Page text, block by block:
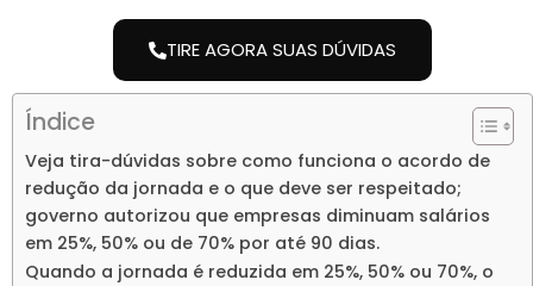
TIRE AGORA SUAS DÚVIDAS
Índice
Veja tira-dúvidas sobre como funciona o acordo de
redução da jornada e o que deve ser respeitado;
governo autorizou que empresas diminuam salários
em 25%, 50% ou de 70% por até 90 dias.
Quando a jornada é reduzida em 25%, 50% ou 70%, o